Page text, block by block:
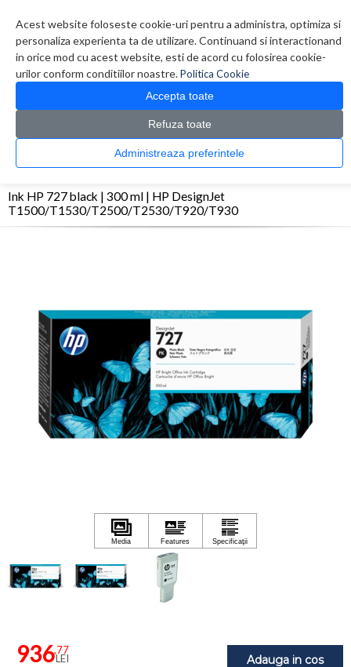
Acest website foloseste cookie-uri pentru a administra, optimiza si
personaliza experienta ta de utilizare. Continuand si interactionand
in orice mod cu acest website, esti de acord cu folosirea cookie-
urilor conform conditiilor noastre.Politica Cookie
Accepta toate
Refuza toate
Administreaza preferintele
0 produs(e)
CATALOG PRODUSE
Imprimante > Accesorii Imprimante > Ink HP 727 black | 300 ml | HP
Ink HP 727 black | 300 ml | HP DesignJet
T1500/T1530/T2500/T2530/T920/T930
Adauga in cos
936,77
LEI